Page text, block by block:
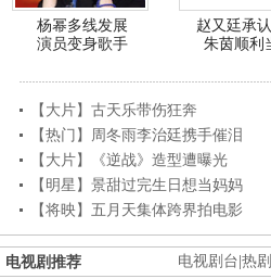
杨幂多线发展
演员变身歌手
赵又廷承
朱茵顺利
【大片】古天乐带伤狂奔
【热门】周冬雨李治廷携手催泪
【大片】《逆战》造型遭曝光
【明星】景甜过完生日想当妈妈
【将映】五月天集体跨界拍电影
电视剧台 热
电视剧推荐